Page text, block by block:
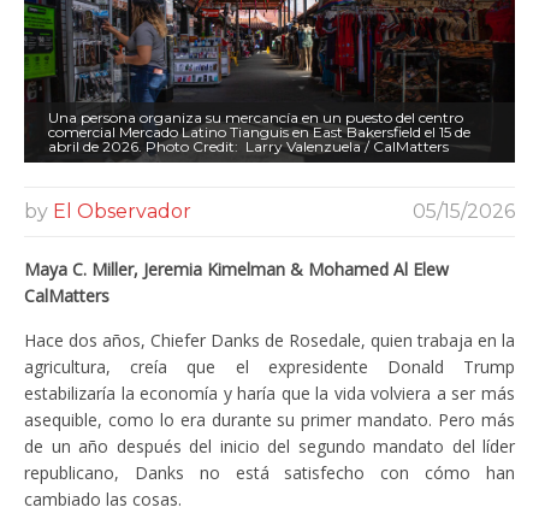
Una persona organiza su mercancía en un puesto del centro
comercial Mercado Latino Tianguis en East Bakersfield el 15 de
abril de 2026. Photo Credit: Larry Valenzuela / CalMatters
by El Observador 05/15/2026
Maya C. Miller, Jeremia Kimelman & Mohamed Al Elew
CalMatters
Hace dos años, Chiefer Danks de Rosedale, quien trabaja en la
agricultura, creía que el expresidente Donald Trump
estabilizaría la economía y haría que la vida volviera a ser más
asequible, como lo era durante su primer mandato. Pero más
de un año después del inicio del segundo mandato del líder
republicano, Danks no está satisfecho con cómo han
cambiado las cosas.